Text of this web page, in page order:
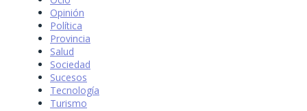
Opinión
Política
Provincia
Salud
Sociedad
Sucesos
Tecnología
Turismo